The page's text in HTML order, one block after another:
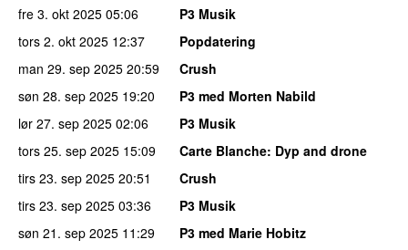
fre 3. okt 2025 05:06
P3 Musik
tors 2. okt 2025 12:37
Popdatering
man 29. sep 2025 20:59
Crush
søn 28. sep 2025 19:20
P3 med Morten Nabild
lør 27. sep 2025 02:06
P3 Musik
tors 25. sep 2025 15:09 Carte Blanche: Dyp and drone
tirs 23. sep 2025 20:51
Crush
tirs 23. sep 2025 03:36
P3 Musik
søn 21. sep 2025 11:29
P3 med Marie Hobitz